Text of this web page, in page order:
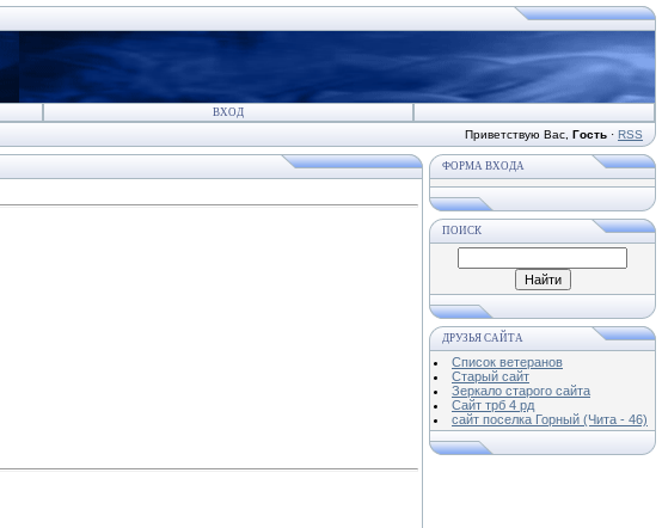
ВХОД
Приветствую Вас Гость · RSS
ФОРМА ВХОДА
ПОИСК
ДРУЗЬЯ САЙТА
Список ветеранов
Старый сайт
Зеркало старого сайта
Cайт трб 4 рд
сайт поселка Горный (Чита - 46)